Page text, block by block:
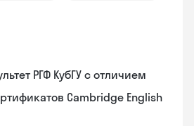
РГФ КубГУ с отличием
Cambridge English